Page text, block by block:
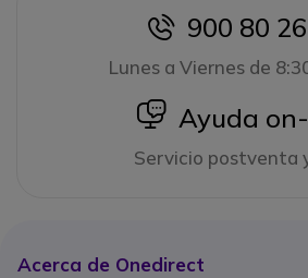
icon
900 80
Lunes a Viernes de
icon
Ayuda
Servicio postventa
Acerca de Onedirect